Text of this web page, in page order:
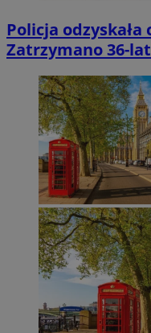
Policja
Zatrzymano 36-